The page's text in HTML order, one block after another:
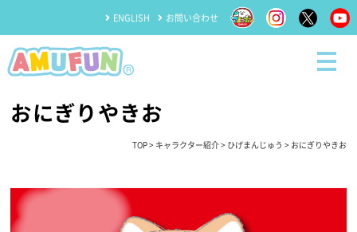
ENGLISH お問い合わせ
おにぎりやきお
TOP> キャラクター紹介> ひげまんじゅう > おにぎりやきお